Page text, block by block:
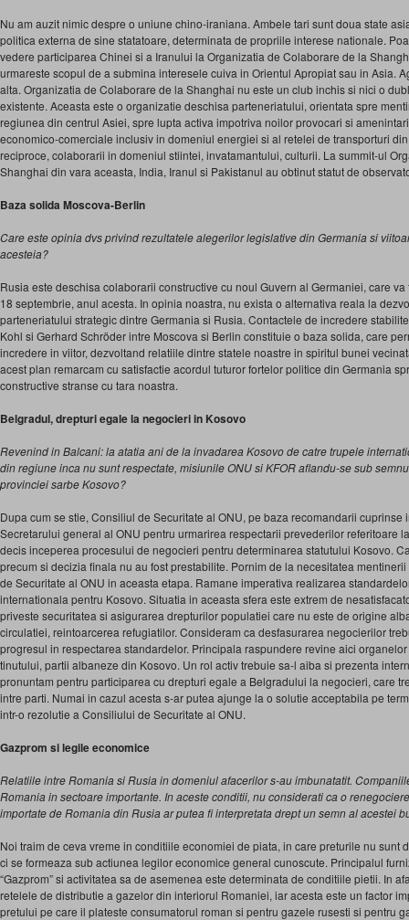
Nu am auzit nimic despre o uniune chino-iraniana. Ambele tari sunt doua state
politica externa de sine statatoare, determinata de propriile interese nationale.
vedere participarea Chinei si a Iranului la Organizatia de Colaborare de la
urmareste scopul de a submina interesele cuiva in Orientul Apropiat sau in Asia.
alta. Organizatia de Colaborare de la Shanghai nu este un club inchis si nici o
existente. Aceasta este o organizatie deschisa parteneriatului, orientata spre
regiunea din centrul Asiei, spre lupta activa impotriva noilor provocari si
economico-comerciale inclusiv in domeniul energiei si al retelei de transporturi
reciproce, colaborarii in domeniul stiintei, invatamantului, culturii. La summit-ul
Shanghai din vara aceasta, India, Iranul si Pakistanul au obtinut statut de
Baza solida Moscova-Berlin
Care este opinia dvs privind rezultatele alegerilor legislative din Germania si
acesteia?
Rusia este deschisa colaborarii constructive cu noul Guvern al Germaniei, care
18 septembrie, anul acesta. In opinia noastra, nu exista o alternativa reala la
parteneriatului strategic dintre Germania si Rusia. Contactele de incredere
Kohl si Gerhard Schröder intre Moscova si Berlin constituie o baza solida, care
incredere in viitor, dezvoltand relatiile dintre statele noastre in spiritul bunei
acest plan remarcam cu satisfactie acordul tuturor fortelor politice din Germania
constructive stranse cu tara noastra.
Belgradul, drepturi egale la negocieri in Kosovo
Revenind in Balcani: la atatia ani de la invadarea Kosovo de catre trupele
din regiune inca nu sunt respectate, misiunile ONU si KFOR aflandu-se sub
provinciei sarbe Kosovo?
Dupa cum se stie, Consiliul de Securitate al ONU, pe baza recomandarii cuprinse
Secretarului general al ONU pentru urmarirea respectarii prevederilor referitoare
decis inceperea procesului de negocieri pentru determinarea statutului Kosovo.
precum si decizia finala nu au fost prestabilite. Pornim de la necesitatea
de Securitate al ONU in aceasta etapa. Ramane imperativa realizarea
internationala pentru Kosovo. Situatia in aceasta sfera este extrem de
priveste securitatea si asigurarea drepturilor populatiei care nu este de origine
circulatiei, reintoarcerea refugiatilor. Consideram ca desfasurarea negocierilor
progresul in respectarea standardelor. Principala raspundere revine aici
tinutului, partii albaneze din Kosovo. Un rol activ trebuie sa-l aiba si prezenta
pronuntam pentru participarea cu drepturi egale a Belgradului la negocieri, care
intre parti. Numai in cazul acesta s-ar putea ajunge la o solutie acceptabila pe
intr-o rezolutie a Consiliului de Securitate al ONU.
Gazprom si legile economice
Relatiile intre Romania si Rusia in domeniul afacerilor s-au imbunatatit.
Romania in sectoare importante. In aceste conditii, nu considerati ca o
importate de Romania din Rusia ar putea fi interpretata drept un semn al acestei
Noi traim de ceva vreme in conditiile economiei de piata, in care preturile nu sunt
ci se formeaza sub actiunea legilor economice general cunoscute. Principalul
“Gazprom” si activitatea sa de asemenea este determinata de conditiile pietii. In
retelele de distributie a gazelor din interiorul Romaniei, iar acesta este un factor
pretului pe care il plateste consumatorul roman si pentru gazele rusesti si pentru